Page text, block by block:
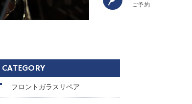
ご予約
CATEGORY
フロントガラスリペア